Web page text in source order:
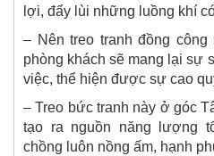
lợi, đẩy lùi những luồng khí
– Nên treo tranh đồng
phòng khách sẽ mang lại sự
việc, thể hiện được sự cao
– Treo bức tranh này ở góc
tạo ra nguồn năng lượng
chồng luôn nồng ấm, hạnh